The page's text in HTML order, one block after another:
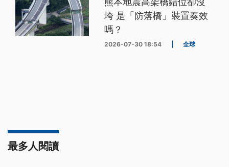
垮 是「防落橋」裝置奏效
嗎？
2026-07-30 18:54 全球
最多人閱讀